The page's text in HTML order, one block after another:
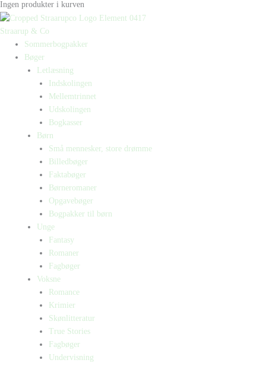
Ingen produkter i kurven
Straarup & Co
Sommerbogpakker
Bøger
Letlæsning
Indskolingen
Mellemtrinnet
Udskolingen
Bogkasser
Børn
Små mennesker, store drømme
Billedbøger
Faktabøger
Børneromaner
Opgavebøger
Bogpakker til børn
Unge
Fantasy
Romaner
Fagbøger
Voksne
Romance
Krimier
Skønlitteratur
True Stories
Fagbøger
Undervisning